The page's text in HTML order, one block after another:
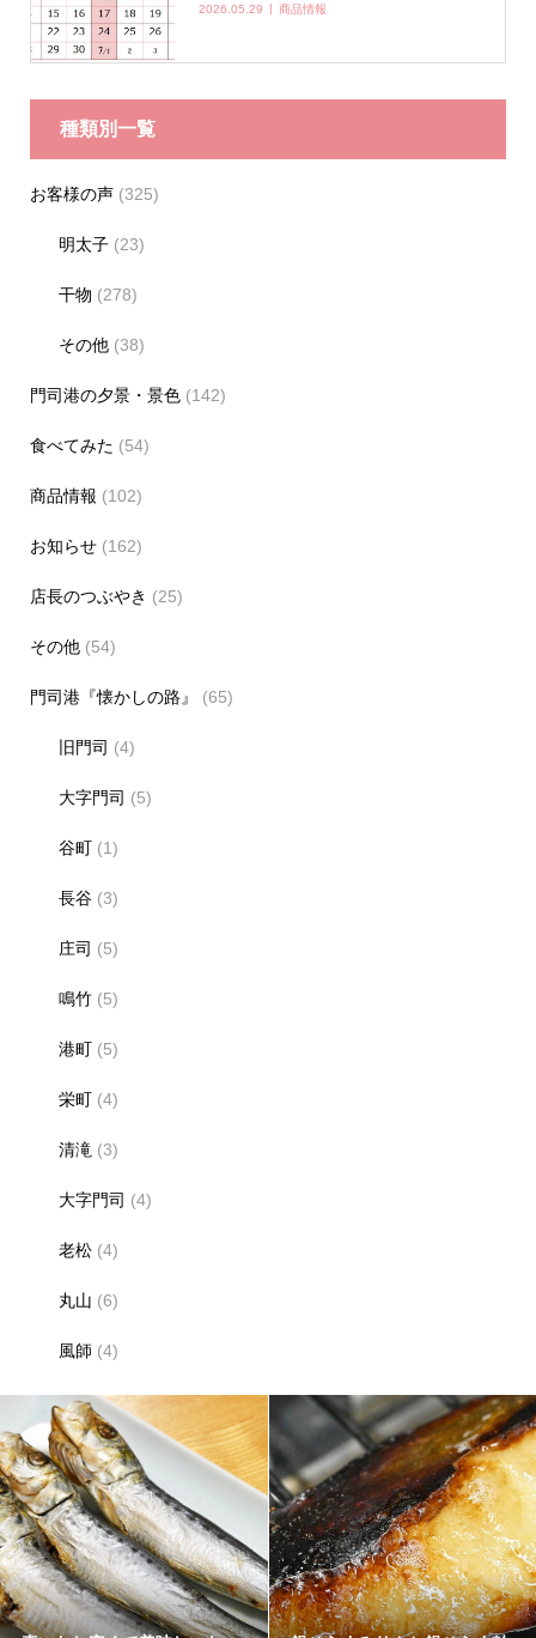
2026.05.29 商品情報
種類別一覧
お客様の声(325)
明太子 (23)
干物 (278)
その他 (38)
門司港の夕景・景色(142)
食べてみた (54)
商品情報 (102)
お知らせ(162)
店長のつぶやき (25)
その他(54)
門司港『懐かしの路』 (65)
旧門司 (4)
大字門司 (5)
谷町 (1)
長谷 (3)
庄司 (5)
鳴竹 (5)
港町 (5)
栄町 (4)
清滝 (3)
大字門司 (4)
老松 (4)
丸山 (6)
風師 (4)